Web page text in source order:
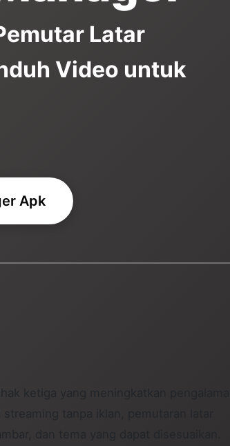
Latar
Video untuk
Apk
ketiga yang meningkatkan pengalaman
tanpa iklan, pemutaran latar
dan tema yang dapat disesuaikan.